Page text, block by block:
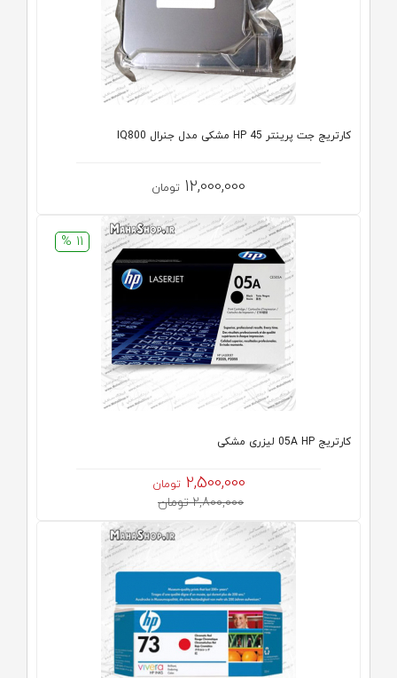
کارتریج جت پرینتر HP 45 مشکی مدل جنرال IQ800
12,000,000 تومان
11 %
كارتريج 05A HP لیزری مشکی
2,500,000 تومان
2,800,000 تومان